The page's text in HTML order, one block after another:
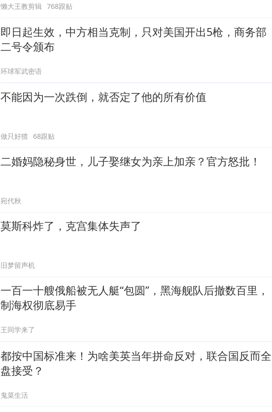
懒大王教剪辑 768跟贴
即日起生效，中方相当克制，只对美国开出5枪，商务部
二号令颁布
环球军武密语
不能因为一次跌倒，就否定了他的所有价值
做只好猹 68跟贴
二婚妈隐秘身世，儿子娶继女为亲上加亲？官方怒批！
宛代秋
莫斯科炸了，克宫集体失声了
旧梦留声机
一百一十艘俄船被无人艇“包圆”，黑海舰队后撤数百里，
制海权彻底易手
王同学来了
都按中国标准来！为啥美英当年拼命反对，联合国反而全
盘接受？
鬼菜生活